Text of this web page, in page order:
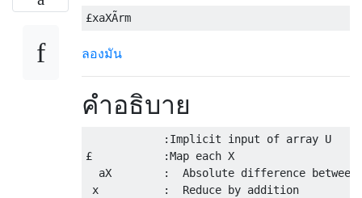
ลองมัน
คำอธิบาย
            :Implicit input of array U
£           :Map each X
aX        :  Absolute difference
x          :  Reduce by addition